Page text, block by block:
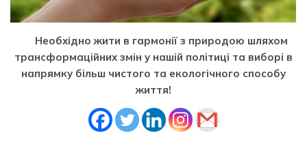
Необхідно жити в гармонії з природою шляхом
трансформаційних змін у нашій політиці та виборі в
напрямку більш чистого та екологічного способу
життя!